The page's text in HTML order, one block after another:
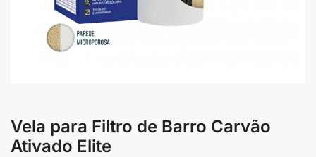
Vela para Filtro de Barro Carvão
Ativado Elite